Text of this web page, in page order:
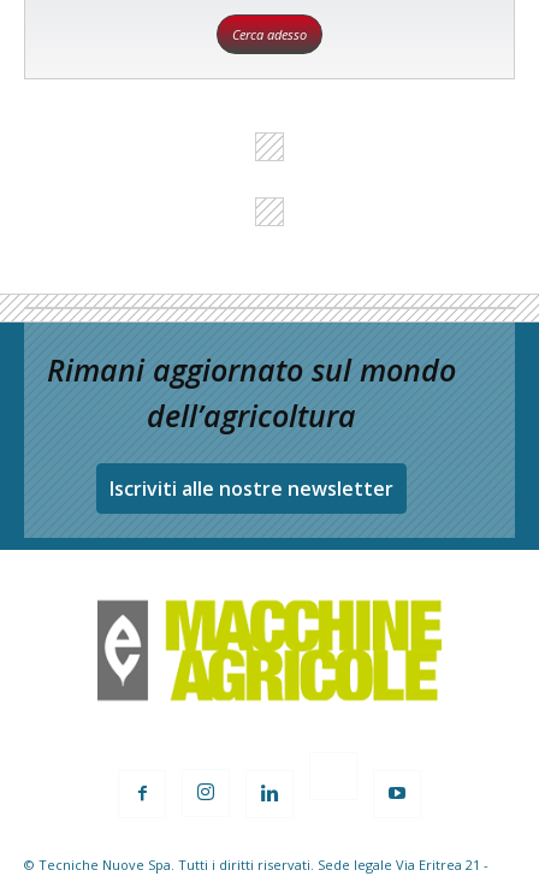
Cerca adesso
Rimani aggiornato sul mondo
dell’agricoltura
Iscriviti alle nostre newsletter
© Tecniche Nuove Spa. Tutti i diritti riservati. Sede legale Via Eritrea 21 -